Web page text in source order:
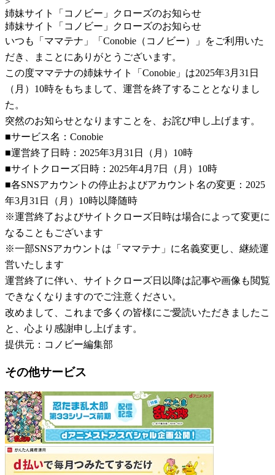
姉妹サイト「コノビー」クローズのお知らせ
姉妹サイト「コノビー」クローズのお知らせ
いつも「ママテナ」「Conobie（コノビー）」をご利用いた
だき、まことにありがとうございます。
この度ママテナの姉妹サイト「Conobie」は2025年3月31日
（月）10時をもちまして、運営を終了することとなりまし
た。
突然のお知らせとなりますことを、お詫び申し上げます。
■サービス名：Conobie
■運営終了日時：2025年3月31日（月）10時
■サイトクローズ日時：2025年4月7日（月）10時
■各SNSアカウントの停止およびアカウント名の変更：2025
年3月31日（月）10時以降随時
※運営終了およびサイトクローズ日時は場合によって変更に
なることもございます
※一部SNSアカウントは「ママテナ」に名義変更し、継続運
営いたします
運営終了に伴い、サイトクローズ日以降は記事や画像も閲覧
できなくなりますのでご注意ください。
改めまして、これまで多くの皆様にご愛読いただきましたこ
と、心より感謝申し上げます。
提供元：コノビー編集部
その他サービス